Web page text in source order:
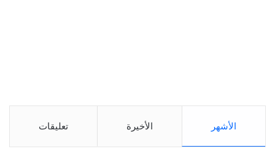
الأشهر الأخيرة تعليقات